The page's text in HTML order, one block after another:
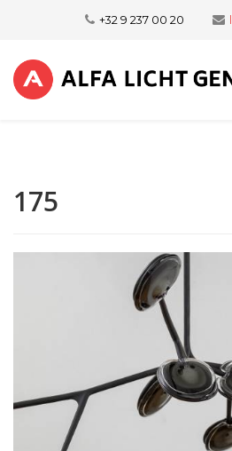
+32 9 237 00 20
175